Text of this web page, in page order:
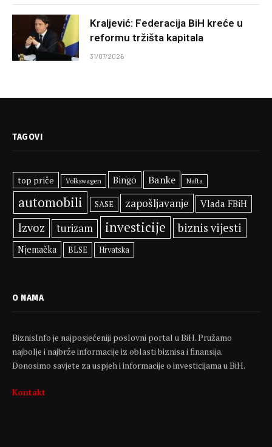
Kraljević: Federacija BiH kreće u
reformu tržišta kapitala
31/07/2026
TAGOVI
top priče Volkswagen Bingo Banke Nafta
automobili SASE zapošljavanje Vlada FBiH
Izvoz turizam investicije biznis vijesti
Njemačka BLSE Hrvatska
O NAMA
BiznisInfo je najposjećeniji poslovni portal u BiH. Pružamo
najbolje i najbrže informacije iz oblasti biznisa i finansija.
Donosimo savjete za uspjeh i informacije o investicijama u BiH.
Kontakt